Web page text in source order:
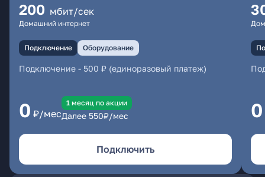
200 мбит/сек
Домашний интернет
Подключение Оборудование
Подключение - 500 ₽ (единоразовый платеж)
0 ₽/мес
1 месяц по акции
Далее 550₽/мес
Подключить
0